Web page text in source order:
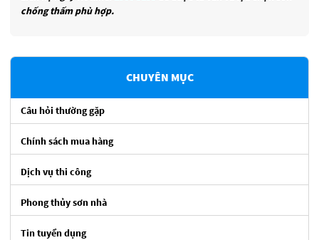
chống thấm phù hợp.
CHUYÊN MỤC
Câu hỏi thường gặp
Chính sách mua hàng
Dịch vụ thi công
Phong thủy sơn nhà
Tin tuyển dụng